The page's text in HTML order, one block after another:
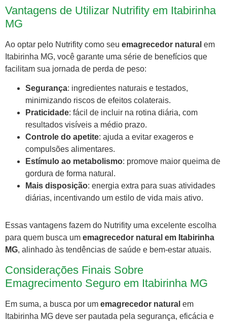
Vantagens de Utilizar Nutrifity em Itabirinha
MG
Ao optar pelo Nutrifity como seu emagrecedor natural em
Itabirinha MG, você garante uma série de benefícios que
facilitam sua jornada de perda de peso:
Segurança: ingredientes naturais e testados,
minimizando riscos de efeitos colaterais.
Praticidade: fácil de incluir na rotina diária, com
resultados visíveis a médio prazo.
Controle do apetite: ajuda a evitar exageros e
compulsões alimentares.
Estímulo ao metabolismo: promove maior queima de
gordura de forma natural.
Mais disposição: energia extra para suas atividades
diárias, incentivando um estilo de vida mais ativo.
Essas vantagens fazem do Nutrifity uma excelente escolha
para quem busca um emagrecedor natural em Itabirinha
MG, alinhado às tendências de saúde e bem-estar atuais.
Considerações Finais Sobre
Emagrecimento Seguro em Itabirinha MG
Em suma, a busca por um emagrecedor natural em
Itabirinha MG deve ser pautada pela segurança, eficácia e